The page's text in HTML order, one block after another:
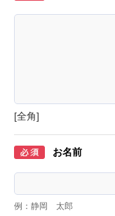
[全角]
お名前
例：静岡 太郎